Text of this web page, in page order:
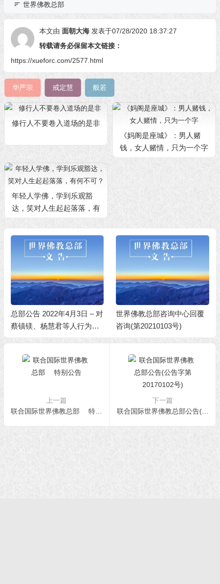
世界佛教总部
本文由 面朝大海 发表于07/28/2020 18:37:27
转载请务必保留本文链接：
https://xueforc.com/2577.html
华严宗 戒定慧 般若
修行人不要卷入道场的是非
《妈阁是座城》：男人赌
钱，女人赌情，只为一个字
年轻人学佛，学到乐观豁
达，笑对人生起起落落，有
何不可？
总部公告 2022年4月3日 – 对
蔡镇镁、杨慧君等人行为不
端的处理决定
世界佛教总部咨询中心回覆
咨询(第20210103号)
上一篇
联合国际世界佛教总部 特别公告
下一篇
联合国际世界佛教总部公告(公告字第20170102号)